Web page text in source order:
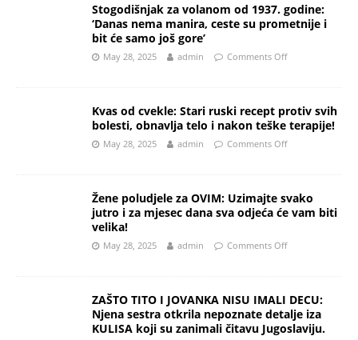
Stogodišnjak za volanom od 1937. godine:
‘Danas nema manira, ceste su prometnije i
bit će samo još gore’
May 28, 2025 admin Comments Off
Kvas od cvekle: Stari ruski recept protiv svih
bolesti, obnavlja telo i nakon teške terapije!
May 28, 2025 admin Comments Off
Žene poludjele za OVIM: Uzimajte svako
jutro i za mjesec dana sva odjeća će vam biti
velika!
May 28, 2025 admin Comments Off
ZAŠTO TITO I JOVANKA NISU IMALI DECU:
Njena sestra otkrila nepoznate detalje iza
KULISA koji su zanimali čitavu Jugoslaviju.